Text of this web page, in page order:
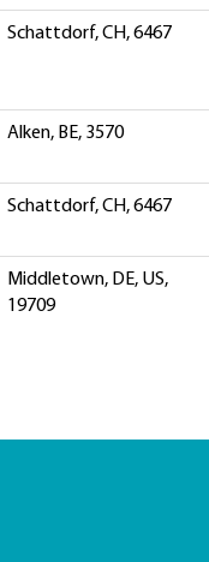
Schattdorf, CH, 6467
Alken, BE, 3570
Schattdorf, CH, 6467
Middletown, DE, US,
19709